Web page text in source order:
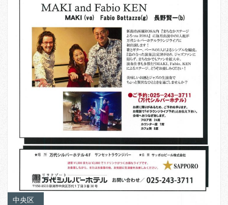
中央区